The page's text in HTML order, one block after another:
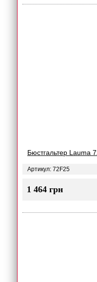
Бюстгальтер Lauma
Артикул: 72F25
1 464 грн